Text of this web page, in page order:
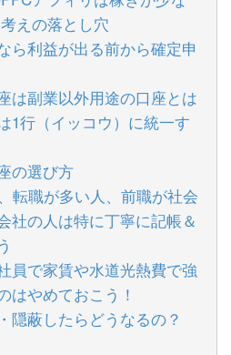
えの落とし穴
ら利益が出る前から確定申
は副業以外用途の口座とは
1行（イッコウ）に統一す
の選び方
転職が多い人、前職が社会
社の人は特に丁寧に記帳＆
員で家賃や水道光熱費で強
はやめておこう！
隠蔽したらどうなるの？